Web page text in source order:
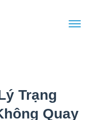
Trạng
Quay